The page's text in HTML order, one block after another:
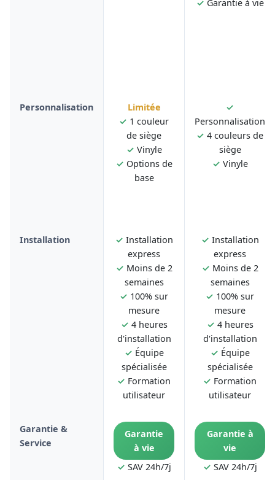
✓ Garantie à vie
Personnalisation
Limitée
✓ 1 couleur
de siège
✓ Vinyle
✓ Options de
base
✓
Personnalisation
✓ 4 couleurs de
siège
✓ Vinyle
Installation ✓ Installation
express
✓ Moins de 2
semaines
✓ 100% sur
mesure
✓ 4 heures
d'installation
✓ Équipe
spécialisée
✓ Formation
utilisateur
✓ Installation
express
✓ Moins de 2
semaines
✓ 100% sur
mesure
✓ 4 heures
d'installation
✓ Équipe
spécialisée
✓ Formation
utilisateur
Garantie &
Service
Garantie
à vie
✓ SAV 24h/7j
Garantie à
vie
✓ SAV 24h/7j